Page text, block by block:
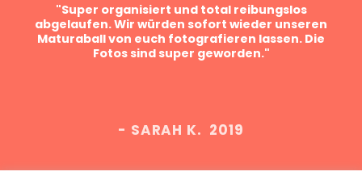
"Super organisiert und total reibungslos
abgelaufen. Wir würden sofort wieder unseren
Maturaball von euch fotografieren lassen. Die
Fotos sind super geworden."
- SARAH K. 2019